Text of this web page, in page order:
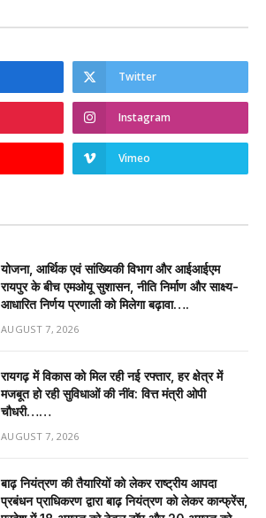
Twitter
Instagram
Vimeo
योजना, आर्थिक एवं सांख्यिकी विभाग और आईआईएम
रायपुर के बीच एमओयू सुशासन, नीति निर्माण और साक्ष्य-
आधारित निर्णय प्रणाली को मिलेगा बढ़ावा….
AUGUST 7, 2026
रायगढ़ में विकास को मिल रही नई रफ्तार, हर क्षेत्र में
मजबूत हो रही सुविधाओं की नींव: वित्त मंत्री ओपी
चौधरी……
AUGUST 7, 2026
बाढ़ नियंत्रण की तैयारियों को लेकर राष्ट्रीय आपदा
प्रबंधन प्राधिकरण द्वारा बाढ़ नियंत्रण को लेकर कान्फ्रेंस,